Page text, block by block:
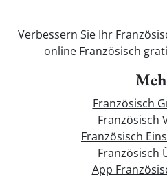
Verbessern Sie Ihr
online Französisch
Französisch
Französisch
Französisch
Französisch
App